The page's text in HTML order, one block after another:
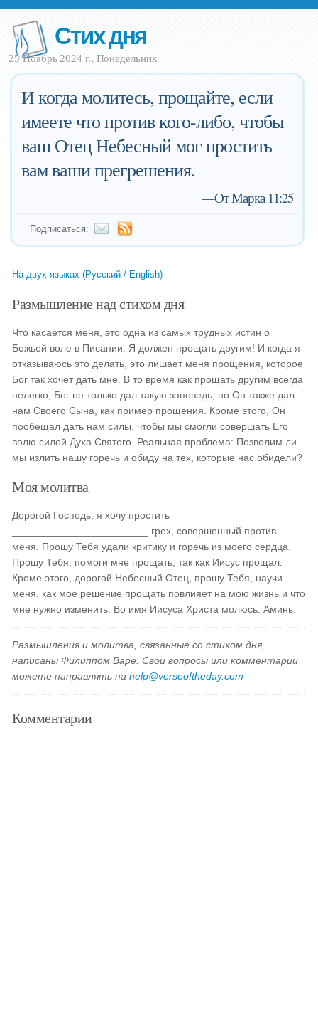
Стих дня
25 Ноябрь 2024 г., Понедельник
И когда молитесь, прощайте, если
имеете что против кого-либо, чтобы
ваш Отец Небесный мог простить
вам ваши прегрешения.
—От Марка 11:25
Подписаться:
На двух языках (Русский / English)
Размышление над стихом дня
Что касается меня, это одна из самых трудных истин о
Божьей воле в Писании. Я должен прощать другим! И когда я
отказываюсь это делать, это лишает меня прощения, которое
Бог так хочет дать мне. В то время как прощать другим всегда
нелегко, Бог не только дал такую заповедь, но Он также дал
нам Своего Сына, как пример прощения. Кроме этого, Он
пообещал дать нам силы, чтобы мы смогли совершать Его
волю силой Духа Святого. Реальная проблема: Позволим ли
мы излить нашу горечь и обиду на тех, которые нас обидели?
Моя молитва
Дорогой Господь, я хочу простить
________________________ грех, совершенный против
меня. Прошу Тебя удали критику и горечь из моего сердца.
Прошу Тебя, помоги мне прощать, так как Иисус прощал.
Кроме этого, дорогой Небесный Отец, прошу Тебя, научи
меня, как мое решение прощать повлияет на мою жизнь и что
мне нужно изменить. Во имя Иисуса Христа молюсь. Аминь.
Размышления и молитва, связанные со стихом дня,
написаны Филиппом Варе. Свои вопросы или комментарии
можете направлять наhelp@verseoftheday.com
Комментарии